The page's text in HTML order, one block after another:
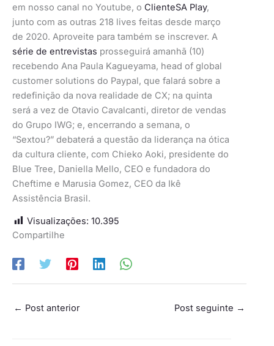
em nosso canal no Youtube, o ClienteSA Play,
junto com as outras 218 lives feitas desde março
de 2020. Aproveite para também se inscrever. A
série de entrevistas prosseguirá amanhã (10)
recebendo Ana Paula Kagueyama, head of global
customer solutions do Paypal, que falará sobre a
redefinição da nova realidade de CX; na quinta
será a vez de Otavio Cavalcanti, diretor de vendas
do Grupo IWG; e, encerrando a semana, o
“Sextou?” debaterá a questão da liderança na ótica
da cultura cliente, com Chieko Aoki, presidente do
Blue Tree, Daniella Mello, CEO e fundadora do
Cheftime e Marusia Gomez, CEO da Ikê
Assistência Brasil.
Visualizações: 10.395
Compartilhe
← Post anterior Post seguinte →